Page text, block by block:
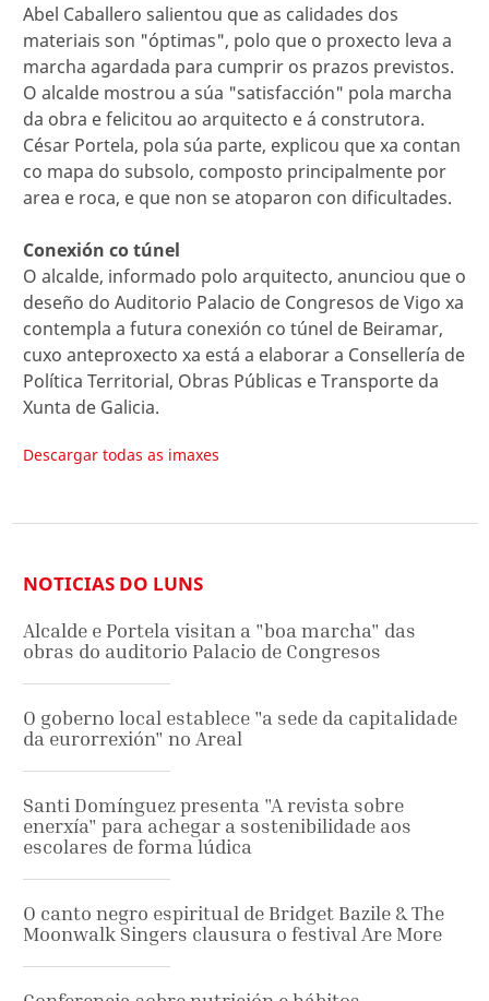
Abel Caballero salientou que as calidades dos
materiais son "óptimas", polo que o proxecto leva a
marcha agardada para cumprir os prazos previstos.
O alcalde mostrou a súa "satisfacción" pola marcha
da obra e felicitou ao arquitecto e á construtora.
César Portela, pola súa parte, explicou que xa contan
co mapa do subsolo, composto principalmente por
area e roca, e que non se atoparon con dificultades.
Conexión co túnel
O alcalde, informado polo arquitecto, anunciou que o
deseño do Auditorio Palacio de Congresos de Vigo xa
contempla a futura conexión co túnel de Beiramar,
cuxo anteproxecto xa está a elaborar a Consellería de
Política Territorial, Obras Públicas e Transporte da
Xunta de Galicia.
Descargar todas as imaxes
NOTICIAS DO LUNS
Alcalde e Portela visitan a "boa marcha" das
obras do auditorio Palacio de Congresos
O goberno local establece "a sede da capitalidade
da eurorrexión" no Areal
Santi Domínguez presenta "A revista sobre
enerxía" para achegar a sostenibilidade aos
escolares de forma lúdica
O canto negro espiritual de Bridget Bazile & The
Moonwalk Singers clausura o festival Are More